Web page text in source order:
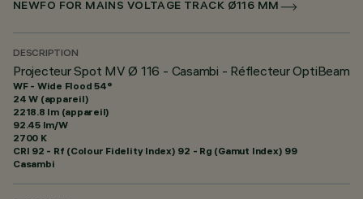
NEWFO FOR MAINS VOLTAGE TRACK Ø116 MM
DESCRIPTION
Projecteur Spot MV Ø 116 - Casambi - Réflecteur OptiBeam
WF - Wide Flood 54°
24 W (appareil)
2218.8 lm (appareil)
92.45 lm/W
2700 K
CRI 92 - Rf (Colour Fidelity Index) 92 - Rg (Gamut Index) 99
Casambi